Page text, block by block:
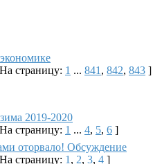
На страницу: 1 ... 841 , 842, 843 ]
2019-2020
На страницу: 1 ... 4, 5, 6 ]
оторвало! Обсуждение
На страницу: 1 , 2, 3, 4 ]